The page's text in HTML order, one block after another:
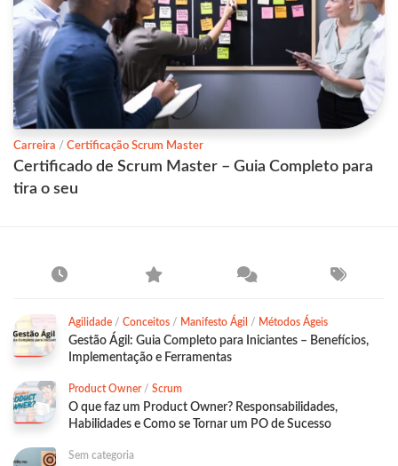
Carreira / Certificação Scrum Master
Certificado de Scrum Master – Guia Completo para
tira o seu
Agilidade / Conceitos / Manifesto Ágil / Métodos Ágeis
Gestão Ágil: Guia Completo para Iniciantes – Benefícios,
Implementação e Ferramentas
Product Owner/ Scrum
O que faz um Product Owner? Responsabilidades,
Habilidades e Como se Tornar um PO de Sucesso
Sem categoria